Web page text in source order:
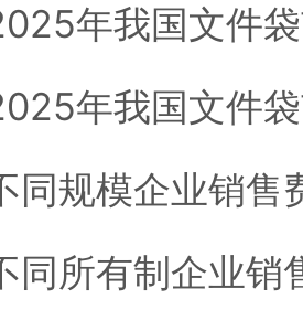
年我国文件
年我国文件
规模企业销售
所有制企业销